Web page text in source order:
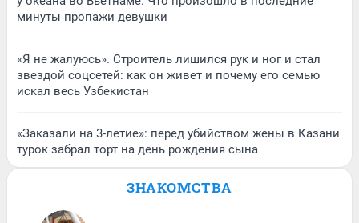
минуты пропажи девушки
«Я не жалуюсь». Строитель лишился рук и ног и стал
звездой соцсетей: как он живет и почему его семью
искал весь Узбекистан
«Заказали на 3-летие»: перед убийством жены в Казани
турок забрал торт на день рождения сына
ЗНАКОМСТВА